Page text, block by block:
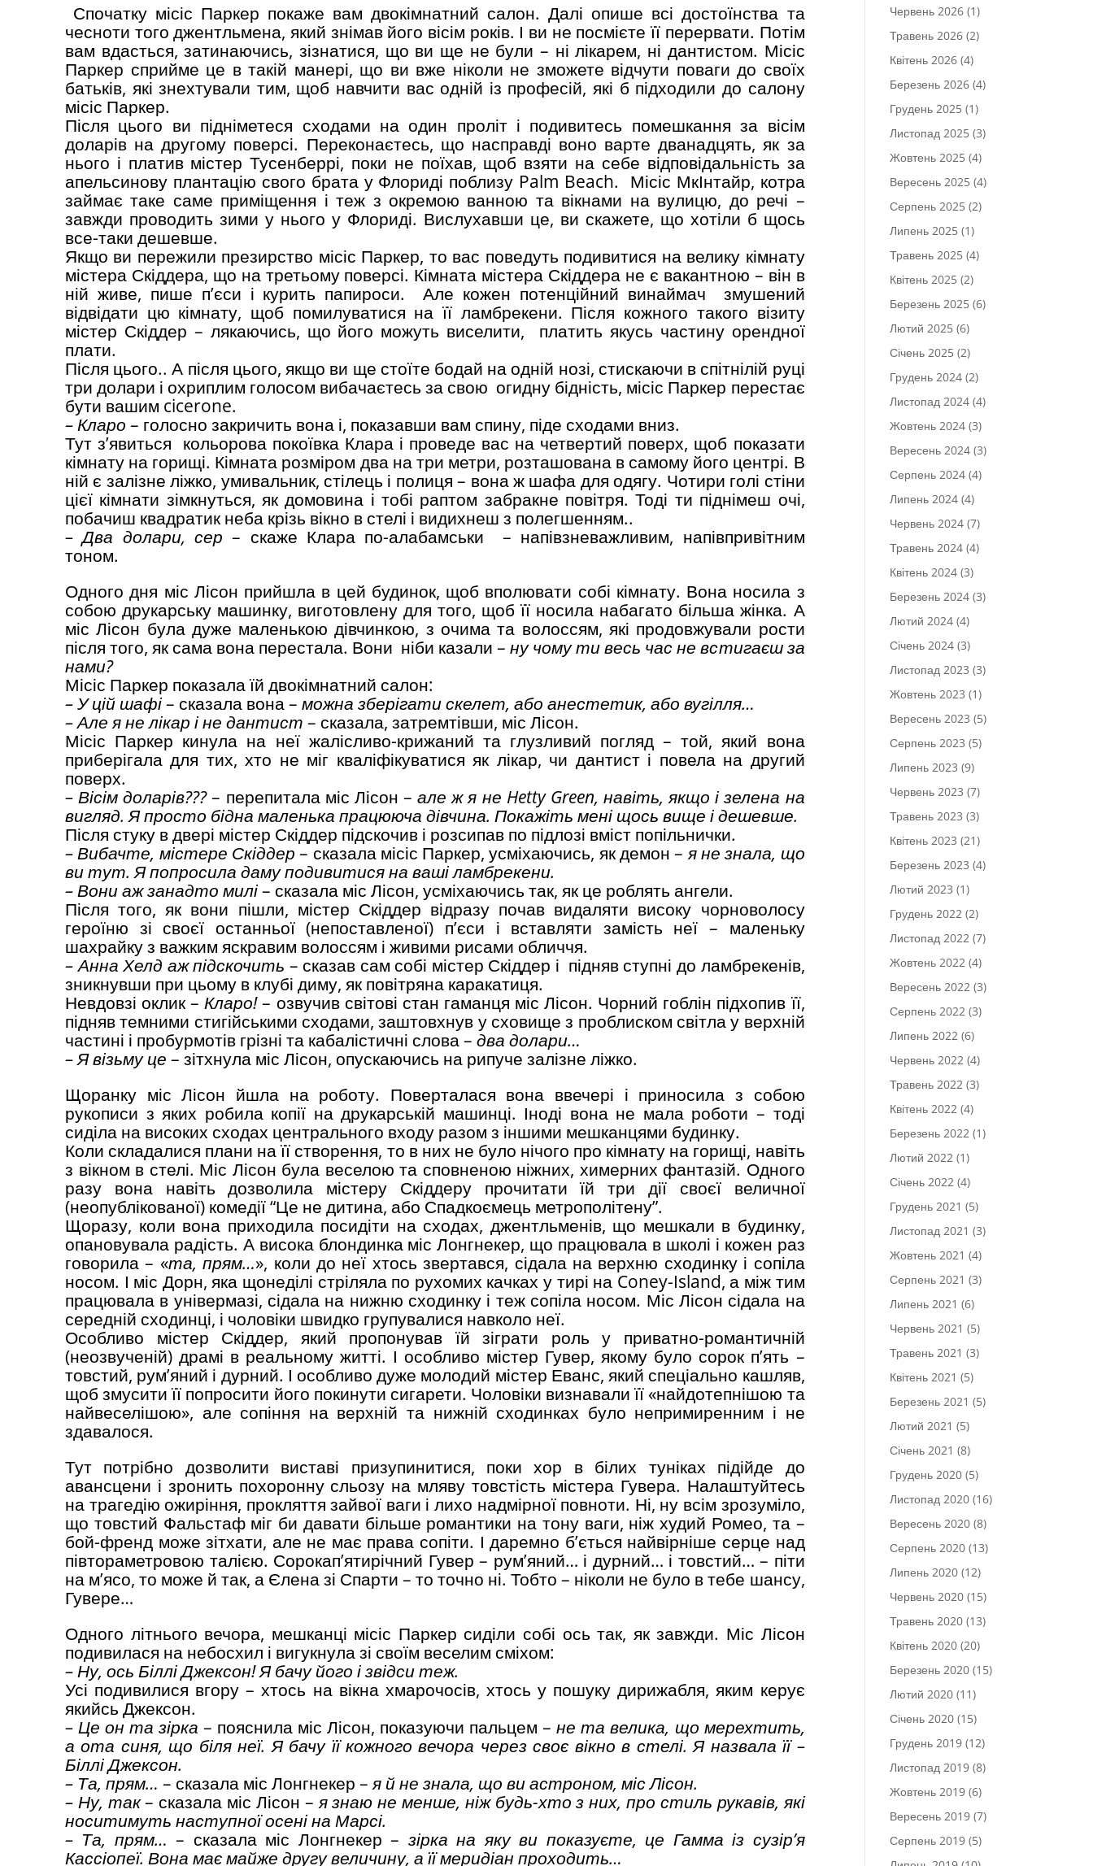
Спочатку місіс Паркер покаже вам двокімнатний салон. Далі опише всі достоїнства та
чесноти того джентльмена, який знімав його вісім років. І ви не посмієте її перервати. Потім
вам вдасться, затинаючись, зізнатися, що ви ще не були – ні лікарем, ні дантистом. Місіс
Паркер сприйме це в такій манері, що ви вже ніколи не зможете відчути поваги до своїх
батьків, які знехтували тим, щоб навчити вас одній із професій, які б підходили до салону
місіс Паркер.
Після цього ви підніметеся сходами на один проліт і подивитесь помешкання за вісім
доларів на другому поверсі. Переконаєтесь, що насправді воно варте дванадцять, як за
нього і платив містер Тусенберрі, поки не поїхав, щоб взяти на себе відповідальність за
апельсинову плантацію свого брата у Флориді поблизу Palm Beach. Місіс МкІнтайр, котра
займає таке саме приміщення і теж з окремою ванною та вікнами на вулицю, до речі –
завжди проводить зими у нього у Флориді. Вислухавши це, ви скажете, що хотіли б щось
все-таки дешевше.
Якщо ви пережили презирство місіс Паркер, то вас поведуть подивитися на велику кімнату
містера Скіддера, що на третьому поверсі. Кімната містера Скіддера не є вакантною – він в
ній живе, пише п’єси і курить папироси. Але кожен потенційний винаймач змушений
відвідати цю кімнату, щоб помилуватися на її ламбрекени. Після кожного такого візиту
містер Скіддер – лякаючись, що його можуть виселити, платить якусь частину орендної
плати.
Після цього.. А після цього, якщо ви ще стоїте бодай на одній нозі, стискаючи в спітнілій руці
три долари і охриплим голосом вибачаєтесь за свою огидну бідність, місіс Паркер перестає
бути вашим cicerone.
– Кларо – голосно закричить вона і, показавши вам спину, піде сходами вниз.
Тут з’явиться кольорова покоївка Клара і проведе вас на четвертий поверх, щоб показати
кімнату на горищі. Кімната розміром два на три метри, розташована в самому його центрі. В
ній є залізне ліжко, умивальник, стілець і полиця – вона ж шафа для одягу. Чотири голі стіни
цієї кімнати зімкнуться, як домовина і тобі раптом забракне повітря. Тоді ти піднімеш очі,
побачиш квадратик неба крізь вікно в стелі і видихнеш з полегшенням..
– Два долари, сер – скаже Клара по-алабамськи – напівзневажливим, напівпривітним
тоном.
Одного дня міс Лісон прийшла в цей будинок, щоб вполювати собі кімнату. Вона носила з
собою друкарську машинку, виготовлену для того, щоб її носила набагато більша жінка. А
міс Лісон була дуже маленькою дівчинкою, з очима та волоссям, які продовжували рости
після того, як сама вона перестала. Вони ніби казали –ну чому ти весь час не встигаєш за
нами?
Місіс Паркер показала їй двокімнатний салон:
– У цій шафі– сказала вона – можна зберігати скелет, або анестетик, або вугілля…
– Але я не лікар і не дантист – сказала, затремтівши, міс Лісон.
Місіс Паркер кинула на неї жалісливо-крижаний та глузливий погляд – той, який вона
приберігала для тих, хто не міг кваліфікуватися як лікар, чи дантист і повела на другий
поверх.
– Вісім доларів???– перепитала міс Лісон –але ж я не Hetty Green, навіть, якщо і зелена на
вигляд. Я просто бідна маленька працююча дівчина. Покажіть мені щось вище і дешевше.
Після стуку в двері містер Скіддер підскочив і розсипав по підлозі вміст попільнички.
– Вибачте, містере Скіддер – сказала місіс Паркер, усміхаючись, як демон –я не знала, що
ви тут. Я попросила даму подивитися на ваші ламбрекени.
– Вони аж занадто милі– сказала міс Лісон, усміхаючись так, як це роблять ангели.
Після того, як вони пішли, містер Скіддер відразу почав видаляти високу чорноволосу
героїню зі своєї останньої (непоставленої) п’єси і вставляти замість неї – маленьку
шахрайку з важким яскравим волоссям і живими рисами обличчя.
– Анна Хелд аж підскочить – сказав сам собі містер Скіддер і підняв ступні до ламбрекенів,
зникнувши при цьому в клубі диму, як повітряна каракатиця.
Невдовзі оклик –Кларо!– озвучив світові стан гаманця міс Лісон. Чорний гоблін підхопив її,
підняв темними стигійськими сходами, заштовхнув у сховище з проблиском світла у верхній
частині і пробурмотів грізні та кабалістичні слова – два долари…
– Я візьму це – зітхнула міс Лісон, опускаючись на рипуче залізне ліжко.
Щоранку міс Лісон йшла на роботу. Поверталася вона ввечері і приносила з собою
рукописи з яких робила копії на друкарській машинці. Іноді вона не мала роботи – тоді
сиділа на високих сходах центрального входу разом з іншими мешканцями будинку.
Коли складалися плани на її створення, то в них не було нічого про кімнату на горищі, навіть
з вікном в стелі. Міс Лісон була веселою та сповненою ніжних, химерних фантазій. Одного
разу вона навіть дозволила містеру Скіддеру прочитати їй три дії своєї величної
(неопублікованої) комедії “Це не дитина, або Спадкоємець метрополітену”.
Щоразу, коли вона приходила посидіти на сходах, джентльменів, що мешкали в будинку,
опановувала радість. А висока блондинка міс Лонгнекер, що працювала в школі і кожен раз
говорила – «та, прям…», коли до неї хтось звертався, сідала на верхню сходинку і сопіла
носом. І міс Дорн, яка щонеділі стріляла по рухомих качках у тирі на Coney-Island, а між тим
працювала в універмазі, сідала на нижню сходинку і теж сопіла носом. Міс Лісон сідала на
середній сходинці, і чоловіки швидко групувалися навколо неї.
Особливо містер Скіддер, який пропонував їй зіграти роль у приватно-романтичній
(неозвученій) драмі в реальному житті. І особливо містер Гувер, якому було сорок п’ять –
товстий, рум’яний і дурний. І особливо дуже молодий містер Еванс, який спеціально кашляв,
щоб змусити її попросити його покинути сигарети. Чоловіки визнавали її «найдотепнішою та
найвеселішою», але сопіння на верхній та нижній сходинках було непримиренним і не
здавалося.
Тут потрібно дозволити виставі призупинитися, поки хор в білих туніках підійде до
авансцени і зронить похоронну сльозу на мляву товстість містера Гувера. Налаштуйтесь
на трагедію ожиріння, прокляття зайвої ваги і лихо надмірної повноти. Ні, ну всім зрозуміло,
що товстий Фальстаф міг би давати більше романтики на тону ваги, ніж худий Ромео, та –
бой-френд може зітхати, але не має права сопіти. І даремно б’ється найвірніше серце над
півтораметровою талією. Сорокап’ятирічний Гувер – рум’яний… і дурний… і товстий… – піти
на м’ясо, то може й так, а Єлена зі Спарти – то точно ні. Тобто – ніколи не було в тебе шансу,
Гувере…
Одного літнього вечора, мешканці місіс Паркер сиділи собі ось так, як завжди. Міс Лісон
подивилася на небосхил і вигукнула зі своїм веселим сміхом:
– Ну, ось Біллі Джексон! Я бачу його і звідси теж.
Усі подивилися вгору – хтось на вікна хмарочосів, хтось у пошуку дирижабля, яким керує
якийсь Джексон.
– Це он та зірка – пояснила міс Лісон, показуючи пальцем –не та велика, що мерехтить,
а ота синя, що біля неї. Я бачу її кожного вечора через своє вікно в стелі. Я назвала її –
Біллі Джексон.
– Та, прям… – сказала міс Лонгнекер –я й не знала, що ви астроном, міс Лісон.
– Ну, так– сказала міс Лісон –я знаю не менше, ніж будь-хто з них, про стиль рукавів, які
носитимуть наступної осені на Марсі.
– Та, прям… – сказала міс Лонгнекер – зірка на яку ви показуєте, це Гамма із сузір’я
Кассіопеї. Вона має майже другу величину, а її меридіан проходить…
Червень 2026 (1)
Травень 2026 (2)
Квітень 2026 (4)
Березень 2026 (4)
Грудень 2025 (1)
Листопад 2025 (3)
Жовтень 2025 (4)
Вересень 2025 (4)
Серпень 2025 (2)
Липень 2025 (1)
Травень 2025 (4)
Квітень 2025 (2)
Березень 2025 (6)
Лютий 2025 (6)
Січень 2025 (2)
Грудень 2024 (2)
Листопад 2024 (4)
Жовтень 2024 (3)
Вересень 2024 (3)
Серпень 2024 (4)
Липень 2024 (4)
Червень 2024 (7)
Травень 2024 (4)
Квітень 2024 (3)
Березень 2024 (3)
Лютий 2024 (4)
Січень 2024 (3)
Листопад 2023 (3)
Жовтень 2023 (1)
Вересень 2023 (5)
Серпень 2023 (5)
Липень 2023 (9)
Червень 2023 (7)
Травень 2023 (3)
Квітень 2023 (21)
Березень 2023 (4)
Лютий 2023 (1)
Грудень 2022 (2)
Листопад 2022 (7)
Жовтень 2022 (4)
Вересень 2022 (3)
Серпень 2022 (3)
Липень 2022 (6)
Червень 2022 (4)
Травень 2022 (3)
Квітень 2022 (4)
Березень 2022 (1)
Лютий 2022 (1)
Січень 2022 (4)
Грудень 2021 (5)
Листопад 2021 (3)
Жовтень 2021 (4)
Серпень 2021 (3)
Липень 2021 (6)
Червень 2021 (5)
Травень 2021 (3)
Квітень 2021 (5)
Березень 2021 (5)
Лютий 2021 (5)
Січень 2021 (8)
Грудень 2020 (5)
Листопад 2020 (16)
Вересень 2020 (8)
Серпень 2020 (13)
Липень 2020 (12)
Червень 2020 (15)
Травень 2020 (13)
Квітень 2020 (20)
Березень 2020 (15)
Лютий 2020 (11)
Січень 2020 (15)
Грудень 2019 (12)
Листопад 2019 (8)
Жовтень 2019 (6)
Вересень 2019 (7)
Серпень 2019 (5)